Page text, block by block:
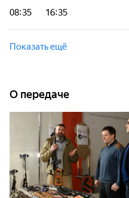
08:35 16:35
Показать ещё
О передаче